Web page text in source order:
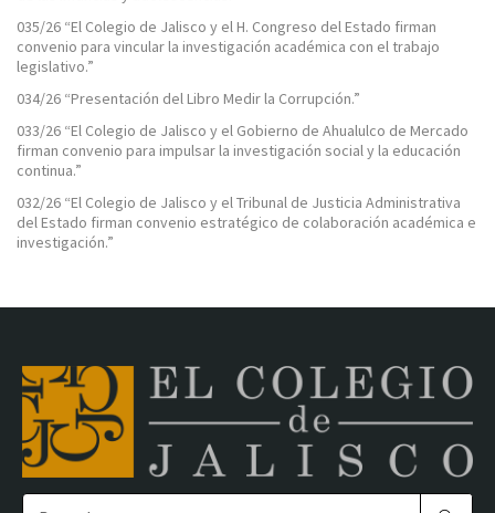
035/26 “El Colegio de Jalisco y el H. Congreso del Estado firman
convenio para vincular la investigación académica con el trabajo
legislativo.”
034/26 “Presentación del Libro Medir la Corrupción.”
033/26 “El Colegio de Jalisco y el Gobierno de Ahualulco de Mercado
firman convenio para impulsar la investigación social y la educación
continua.”
032/26 “El Colegio de Jalisco y el Tribunal de Justicia Administrativa
del Estado firman convenio estratégico de colaboración académica e
investigación.”